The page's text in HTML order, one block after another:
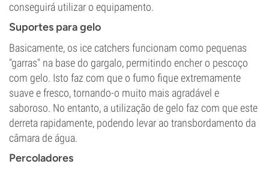
conseguirá utilizar o equipamento.
Suportes para gelo
Basicamente, os ice catchers funcionam como pequenas
"garras" na base do gargalo, permitindo encher o pescoço
com gelo. Isto faz com que o fumo fique extremamente
suave e fresco, tornando-o muito mais agradável e
saboroso. No entanto, a utilização de gelo faz com que este
derreta rapidamente, podendo levar ao transbordamento da
câmara de água.
Percoladores